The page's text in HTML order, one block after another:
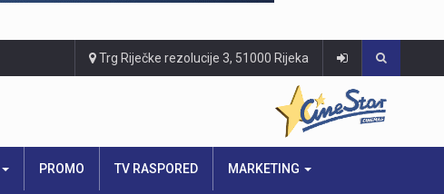
Trg Riječke rezolucije 3, 51000 Rijeka
PROMO TV RASPORED MARKETING